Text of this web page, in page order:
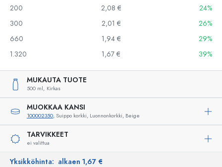
200
2,08 €
24%
300
2,01 €
26%
660
1,94 €
29%
1.320
1,67 € 39%
MUKAUTA TUOTE
500 ml, Kirkas
MUOKKAA KANSI
100002350, Suippo korkki, Luonnonkorkki, Beige
TARVIKKEET
ei valittua
Yksikköhinta: alkaen 1,67 €